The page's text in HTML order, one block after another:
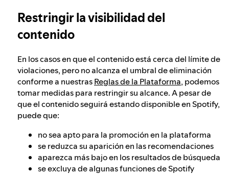
Restringir la visibilidad del
contenido
En los casos en que el contenido está cerca del límite de
violaciones, pero no alcanza el umbral de eliminación
conforme a nuestrasReglas de la Plataforma, podemos
tomar medidas para restringir su alcance. A pesar de
que el contenido seguirá estando disponible en Spotify,
puede que:
no sea apto para la promoción en la plataforma
se reduzca su aparición en las recomendaciones
aparezca más bajo en los resultados de búsqueda
se excluya de algunas funciones de Spotify